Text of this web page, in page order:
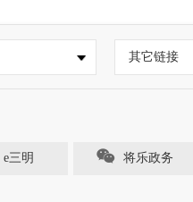
其它链接
e三明 将乐政务